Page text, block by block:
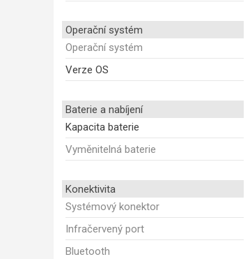
Operační systém
Operační systém
Verze OS
Baterie a nabíjení
Kapacita baterie
Vyměnitelná baterie
Konektivita
Systémový konektor
Infračervený port
Bluetooth